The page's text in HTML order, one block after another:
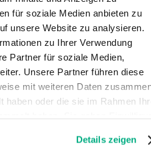
für soziale Medien anbieten zu
unsere Website zu analysieren.
zu Ihrer Verwendung
Partner für soziale Medien,
Unsere Partner führen diese
mit weiteren Daten
haben oder die sie im Rahmen
Details zeigen
statistische
über das
auf der
Wird vom
Betreiber für
1 Tag
HTT
P-
kie
kie